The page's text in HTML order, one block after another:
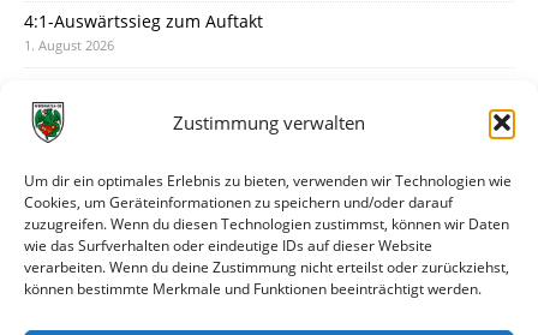
Zustimmung verwalten
Um dir ein optimales Erlebnis zu bieten, verwenden wir Technologien wie
Cookies, um Geräteinformationen zu speichern und/oder darauf
zuzugreifen. Wenn du diesen Technologien zustimmst, können wir Daten
wie das Surfverhalten oder eindeutige IDs auf dieser Website
verarbeiten. Wenn du deine Zustimmung nicht erteilst oder zurückziehst,
können bestimmte Merkmale und Funktionen beeinträchtigt werden.
4:1-Auswärtssieg zum Auftakt
1. August 2026
31. Juli 2026
30. Juli 2026
Deine Spielminute: 89+1
28. Juli 2026
Neuer Rückensponsor